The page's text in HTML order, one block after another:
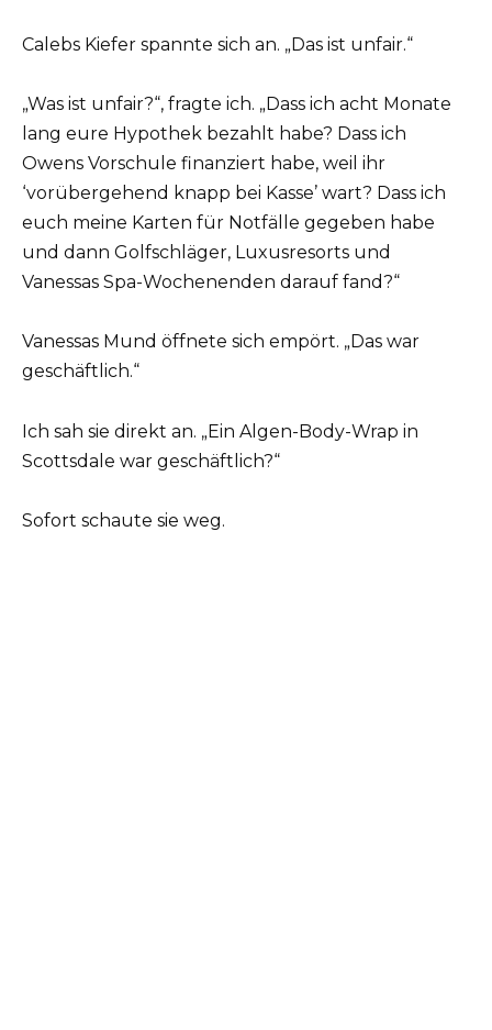
Calebs Kiefer spannte sich an. „Das ist unfair.“
„Was ist unfair?“, fragte ich. „Dass ich acht Monate
lang eure Hypothek bezahlt habe? Dass ich
Owens Vorschule finanziert habe, weil ihr
‘vorübergehend knapp bei Kasse’ wart? Dass ich
euch meine Karten für Notfälle gegeben habe
und dann Golfschläger, Luxusresorts und
Vanessas Spa-Wochenenden darauf fand?“
Vanessas Mund öffnete sich empört. „Das war
geschäftlich.“
Ich sah sie direkt an. „Ein Algen-Body-Wrap in
Scottsdale war geschäftlich?“
Sofort schaute sie weg.